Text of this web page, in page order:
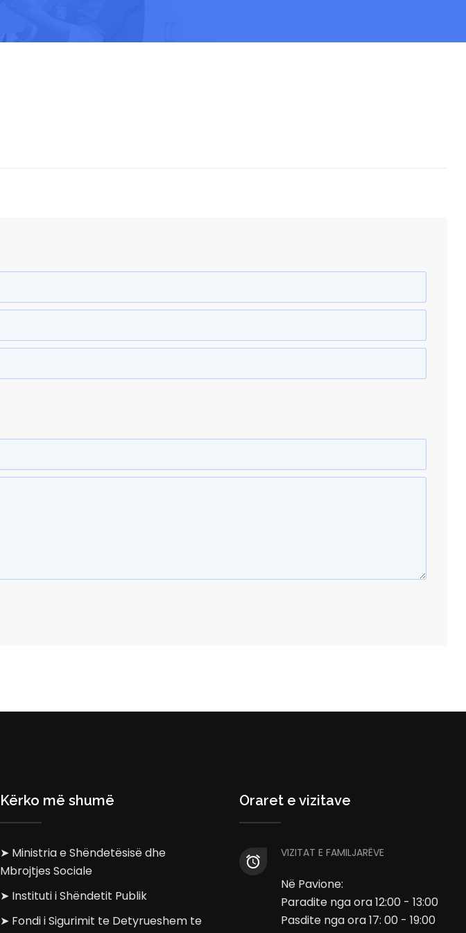
Kërko më shumë
➤ Ministria e Shëndetësisë dhe
Mbrojtjes Sociale
➤ Instituti i Shëndetit Publik
➤ Fondi i Sigurimit te Detyrueshem te
Oraret e vizitave
VIZITAT E FAMILJARËVE
Në Pavione:
Paradite nga ora 12:00 - 13:00
Pasdite nga ora 17: 00 - 19:00